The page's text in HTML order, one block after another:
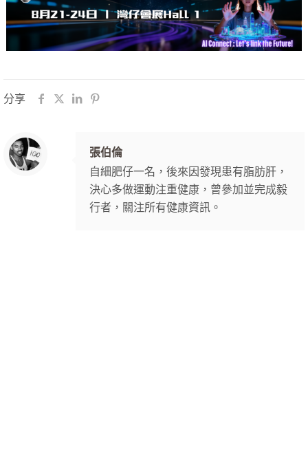
分享
張伯倫
自細肥仔一名，後來因發現患有脂肪肝，
決心多做運動注重健康，曾參加並完成毅
行者，關注所有健康資訊。